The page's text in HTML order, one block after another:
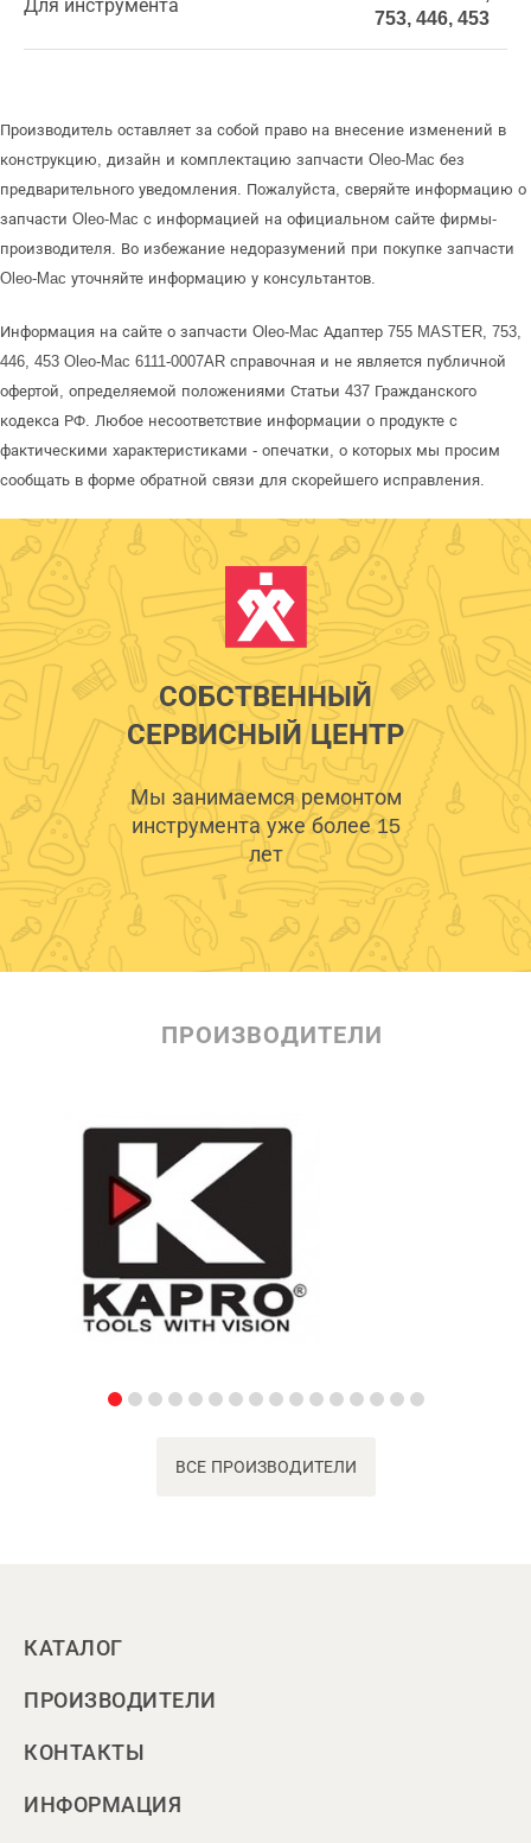
Для инструмента
753, 446, 453
Производитель оставляет за собой право на внесение изменений в
конструкцию, дизайн и комплектацию запчасти Oleo-Mac без
предварительного уведомления. Пожалуйста, сверяйте информацию о
запчасти Oleo-Mac с информацией на официальном сайте фирмы-
производителя. Во избежание недоразумений при покупке запчасти
Oleo-Mac уточняйте информацию у консультантов.
Информация на сайте о запчасти Oleo-Mac Адаптер 755 MASTER, 753,
446, 453 Oleo-Mac 6111-0007AR справочная и не является публичной
офертой, определяемой положениями Статьи 437 Гражданского
кодекса РФ. Любое несоответствие информации о продукте с
фактическими характеристиками - опечатки, о которых мы просим
сообщать в форме обратной связи для скорейшего исправления.
СОБСТВЕННЫЙ
СЕРВИСНЫЙ ЦЕНТР
Мы занимаемся ремонтом
инструмента уже более 15
лет
ПРОИЗВОДИТЕЛИ
ВСЕ ПРОИЗВОДИТЕЛИ
КАТАЛОГ
ПРОИЗВОДИТЕЛИ
КОНТАКТЫ
ИНФОРМАЦИЯ